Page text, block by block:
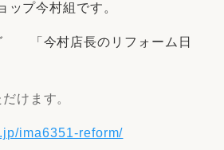
ップ今村組です。
「今村店長のリフォーム日
けます。
ima6351-reform/